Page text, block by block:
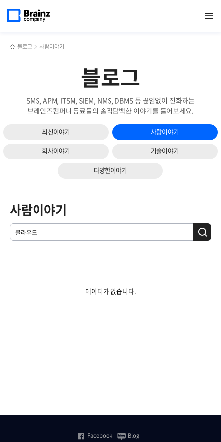
열기
페이지로
블로그 사람이야기
블로그
SMS, APM, ITSM, SIEM, NMS, DBMS 등 끊임없이 진화하는
브레인즈컴퍼니 동료들의 솔직담백한 이야기를 들어보세요.
최신이야기 사람이야기
회사이야기 기술이야기
다양한이야기
사람이야기
데이터가 없습니다.
Facebook Blog